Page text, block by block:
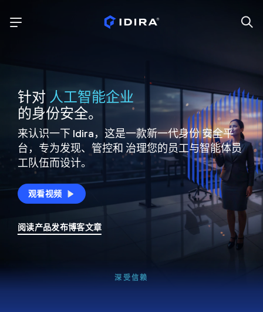
针对 人工智能企业
的身份安全。
来认识一下 Idira，这是一款新一代身份安全平
台，专为发现、管控和 治理您的员工与智能体员
工队伍而设计。
观看视频
阅读产品发布博客文章
深受信赖